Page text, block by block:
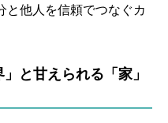
と他人を信頼でつなぐカ
と甘えられる「家」